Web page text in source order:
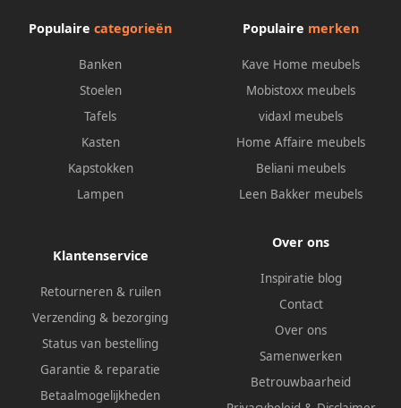
Populaire categorieën
Banken
Stoelen
Tafels
Kasten
Kapstokken
Lampen
Populaire merken
Kave Home meubels
Mobistoxx meubels
vidaxl meubels
Home Affaire meubels
Beliani meubels
Leen Bakker meubels
Klantenservice
Retourneren & ruilen
Verzending & bezorging
Status van bestelling
Garantie & reparatie
Betaalmogelijkheden
Over ons
Inspiratie blog
Contact
Over ons
Samenwerken
Betrouwbaarheid